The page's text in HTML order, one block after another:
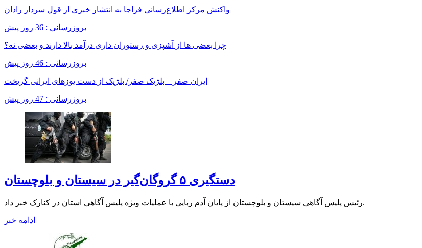
واکنش مرکز اطلاع‌رسانی فراجا به انتشار خبری از قول سردار رادان
بروزرسانی : 36 روز پیش
چرا بعضی ها از آشپزی و رستوران داری درآمد بالا دارند و بعضی نه؟
بروزرسانی : 46 روز پیش
ایران صفر – بلژیک صفر/ بلژیک از دست یوزهای ایرانی گریخت
بروزرسانی : 47 روز پیش
دستگیری ۵ گروگان‌گیر در سیستان و بلوچستان
رئیس پلیس آگاهی سیستان و بلوچستان از پایان آدم ربایی با عملیات ویژه پلیس آگاهی استان در کنارک خبر داد.
ادامه خبر